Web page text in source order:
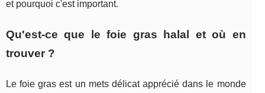
et pourquoi c'est important.
Qu'est-ce que le foie gras halal et où en
trouver ?
Le foie gras est un mets délicat apprécié dans le monde